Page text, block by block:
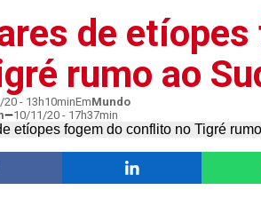
de
rumo ao
20 - 13h10minEmMundo
10/11/20 - 17h37min